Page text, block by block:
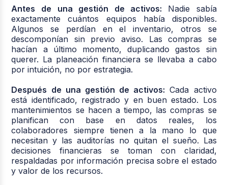
Antes de una gestión de activos: Nadie sabía
exactamente cuántos equipos había disponibles.
Algunos se perdían en el inventario, otros se
descomponían sin previo aviso. Las compras se
hacían a último momento, duplicando gastos sin
querer. La planeación financiera se llevaba a cabo
por intuición, no por estrategia.
Después de una gestión de activos: Cada activo
está identificado, registrado y en buen estado. Los
mantenimientos se hacen a tiempo, las compras se
planifican con base en datos reales, los
colaboradores siempre tienen a la mano lo que
necesitan y las auditorías no quitan el sueño. Las
decisiones financieras se toman con claridad,
respaldadas por información precisa sobre el estado
y valor de los recursos.